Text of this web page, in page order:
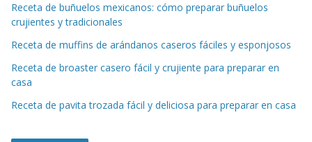
Receta de buñuelos mexicanos: cómo preparar buñuelos
crujientes y tradicionales
Receta de muffins de arándanos caseros fáciles y esponjosos
Receta de broaster casero fácil y crujiente para preparar en
casa
Receta de pavita trozada fácil y deliciosa para preparar en casa